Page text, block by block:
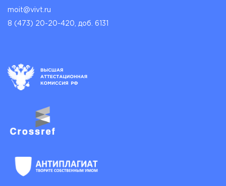
moit@vivt.ru
8 (473) 20-20-420, доб. 6131